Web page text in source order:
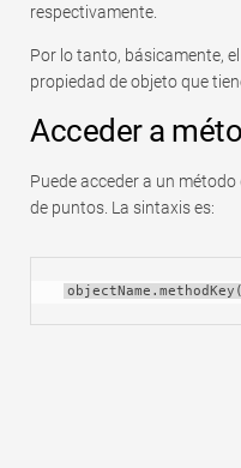
respectivamente.
Por lo tanto, básicamente, el
propiedad de objeto que
Acceder a
Puede acceder a un
de puntos. La sintaxis es: